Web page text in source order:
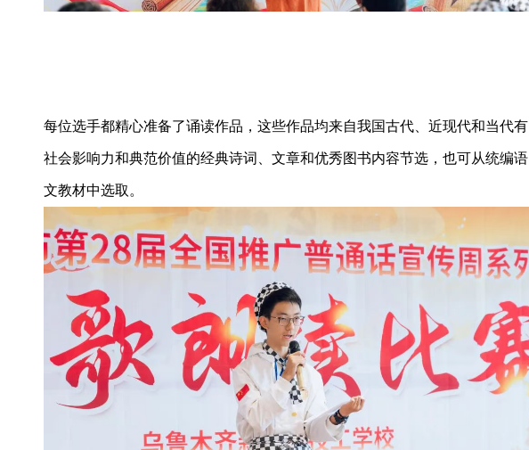
每位选手都精心准备了诵读作品，这些作品均来自我国古代、近现代和当代有
社会影响力和典范价值的经典诗词、文章和优秀图书内容节选，也可从统编语
文教材中选取 。